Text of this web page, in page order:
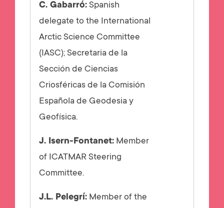
C. Gabarró: Spanish
delegate to the International
Arctic Science Committee
(IASC); Secretaria de la
Sección de Ciencias
Criosféricas de la Comisión
Española de Geodesia y
Geofísica.
J. Isern-Fontanet: Member
of ICATMAR Steering
Committee.
J.L. Pelegrí: Member of the